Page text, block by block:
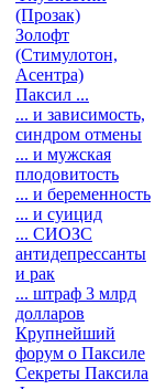
(Прозак)
Золофт
(Стимулотон,
Асентра)
Паксил ...
... и зависимость,
синдром отмены
... и мужская
плодовитость
... и беременность
... и суицид
... СИОЗС
антидепрессанты
и рак
... штраф 3 млрд
долларов
Крупнейший
форум о Паксиле
Секреты Паксила